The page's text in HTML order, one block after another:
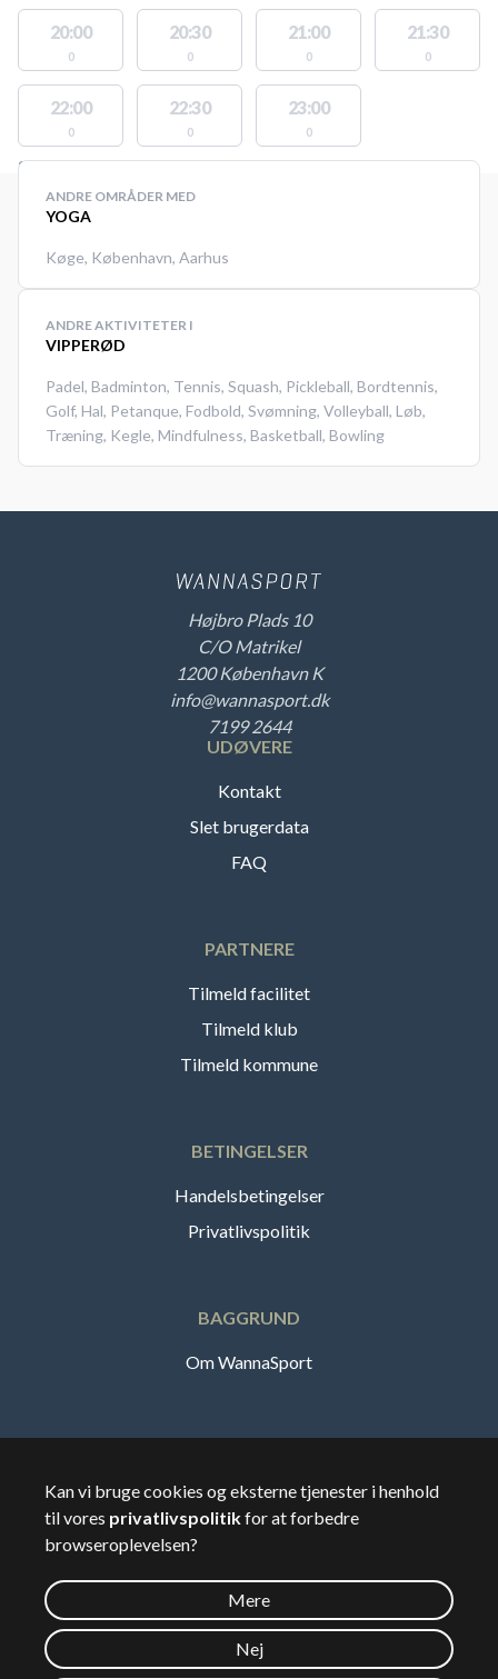
20:00
0
20:30
0
21:00
0
21:30
0
22:00
0
22:30
0
23:00
0
STEDER MED LEDIGE AKTIVITETER
ANDRE OMRÅDER MED
YOGA
Køge, København, Aarhus
ANDRE AKTIVITETER I
VIPPERØD
Padel, Badminton, Tennis, Squash, Pickleball, Bordtennis,
Golf, Hal, Petanque, Fodbold, Svømning, Volleyball, Løb,
Træning, Kegle, Mindfulness, Basketball, Bowling
Højbro Plads 10
C/O Matrikel
1200 København K
info@wannasport.dk
7199 2644
UDØVERE
Kontakt
Slet brugerdata
FAQ
PARTNERE
Tilmeld facilitet
Tilmeld klub
Tilmeld kommune
BETINGELSER
Handelsbetingelser
Privatlivspolitik
BAGGRUND
Om WannaSport
🇸🇪Sverige
©2026Wannasport.dk
Kan vi bruge cookies og eksterne tjenester i henhold
til vores privatlivspolitikfor at forbedre
browseroplevelsen?
Mere
Nej